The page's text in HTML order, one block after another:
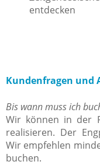
entdecken
Kundenfragen und
Bis wann muss ich
Wir können in der
realisieren. Der
Wir empfehlen
buchen.